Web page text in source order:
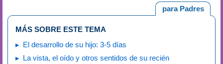
para Padres
MÁS SOBRE ESTE TEMA
El desarrollo de su hijo: 3-5 días
La vista, el oído y otros sentidos de su recién